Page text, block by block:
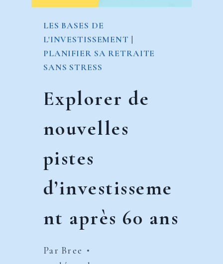
LES BASES DE
L'INVESTISSEMENT
PLANIFIER SA RETRAITE
SANS STRESS
Explorer de
nouvelles
pistes
d’investisseme
nt après 60 ans
Par Bree